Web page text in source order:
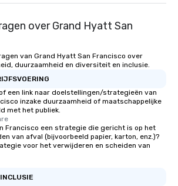
restaurants are within
members a chance
itinerary. You Get a Dinner and a Show
knowledgeable,
who leads the group
over Grand Hyatt San
van Grand Hyatt San Francisco over
duurzaamheid en diversiteit en inclusie.
een link naar doelstellingen/strategieën van
inzake duurzaamheid of maatschappelijke
met het publiek.
Francisco een strategie die gericht is op het
van afval (bijvoorbeeld papier, karton, enz.)?
voor het verwijderen en scheiden van